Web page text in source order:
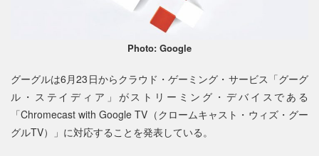
Photo: Google
グーグルは6月23日からクラウド・ゲーミング・サービス「グーグ
ル・ステイディア」がストリーミング・デバイスである
「Chromecast with Google TV（クロームキャスト・ウィズ・グー
グルTV）」に対応することを発表している。